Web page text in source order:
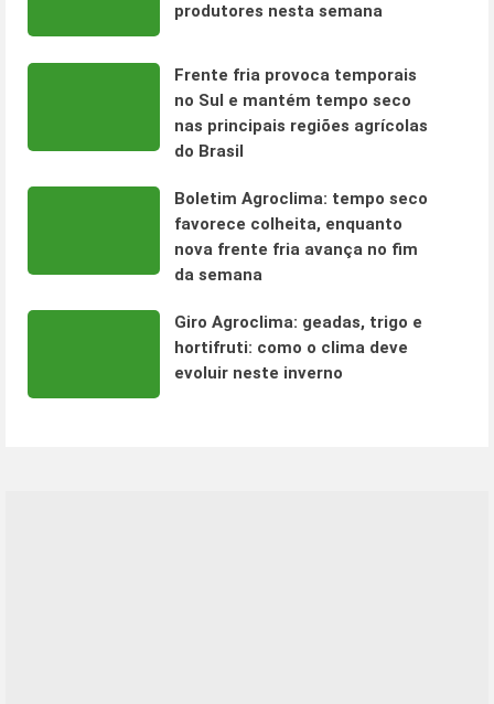
produtores nesta semana
Frente fria provoca temporais
no Sul e mantém tempo seco
nas principais regiões agrícolas
do Brasil
Boletim Agroclima: tempo seco
favorece colheita, enquanto
nova frente fria avança no fim
da semana
Giro Agroclima: geadas, trigo e
hortifruti: como o clima deve
evoluir neste inverno